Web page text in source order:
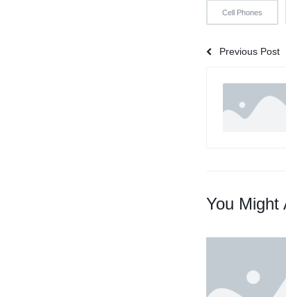
Cell Phones
Previous Post
You Might